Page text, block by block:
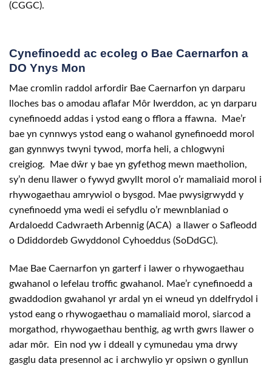
(CGGC).
Cynefinoedd ac ecoleg o Bae Caernarfon a
DO Ynys Mon
Mae cromlin raddol arfordir Bae Caernarfon yn darparu
lloches bas o amodau aflafar Môr Iwerddon, ac yn darparu
cynefinoedd addas i ystod eang o fflora a ffawna. Mae’r
bae yn cynnwys ystod eang o wahanol gynefinoedd morol
gan gynnwys twyni tywod, morfa heli, a chlogwyni
creigiog. Mae dŵr y bae yn gyfethog mewn maetholion,
sy’n denu llawer o fywyd gwyllt morol o’r mamaliaid morol i
rhywogaethau amrywiol o bysgod. Mae pwysigrwydd y
cynefinoedd yma wedi ei sefydlu o’r mewnblaniad o
Ardaloedd Cadwraeth Arbennig (ACA) a llawer o Safleodd
o Ddiddordeb Gwyddonol Cyhoeddus (SoDdGC).
Mae Bae Caernarfon yn garterf i lawer o rhywogaethau
gwahanol o lefelau troffic gwahanol. Mae’r cynefinoedd a
gwaddodion gwahanol yr ardal yn ei wneud yn ddelfrydol i
ystod eang o rhywogaethau o mamaliaid morol, siarcod a
morgathod, rhywogaethau benthig, ag wrth gwrs llawer o
adar môr. Ein nod yw i ddeall y cymunedau yma drwy
gasglu data presennol ac i archwylio yr opsiwn o gynllun